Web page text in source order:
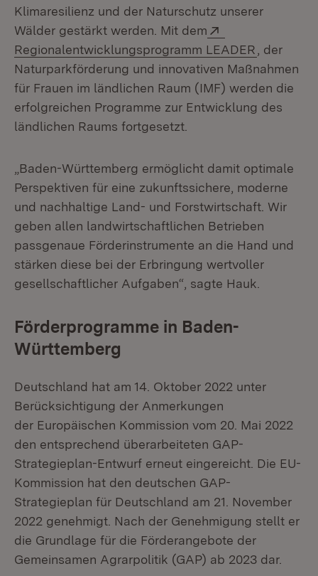
Klimaresilienz und der Naturschutz unserer
Wälder gestärkt werden. Mit dem
Regionalentwicklungsprogramm LEADER (Öffnet in
, der
Naturparkförderung und innovativen Maßnahmen
für Frauen im ländlichen Raum (IMF) werden die
erfolgreichen Programme zur Entwicklung des
ländlichen Raums fortgesetzt.
„Baden-Württemberg ermöglicht damit optimale
Perspektiven für eine zukunftssichere, moderne
und nachhaltige Land- und Forstwirtschaft. Wir
geben allen landwirtschaftlichen Betrieben
passgenaue Förderinstrumente an die Hand und
stärken diese bei der Erbringung wertvoller
gesellschaftlicher Aufgaben“, sagte Hauk.
Förderprogramme in Baden-
Württemberg
Deutschland hat am 14. Oktober 2022 unter
Berücksichtigung der Anmerkungen
der Europäischen Kommission vom 20. Mai 2022
den entsprechend überarbeiteten GAP-
Strategieplan-Entwurf erneut eingereicht. Die EU-
Kommission hat den deutschen GAP-
Strategieplan für Deutschland am 21. November
2022 genehmigt. Nach der Genehmigung stellt er
die Grundlage für die Förderangebote der
Gemeinsamen Agrarpolitik (GAP) ab 2023 dar.